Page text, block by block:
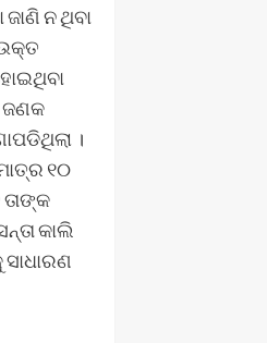
ନ ଥିବା
ଜଣକ
।
୧୦
ତାଙ୍କ
କାଲି